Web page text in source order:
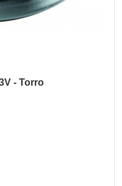
- Torro